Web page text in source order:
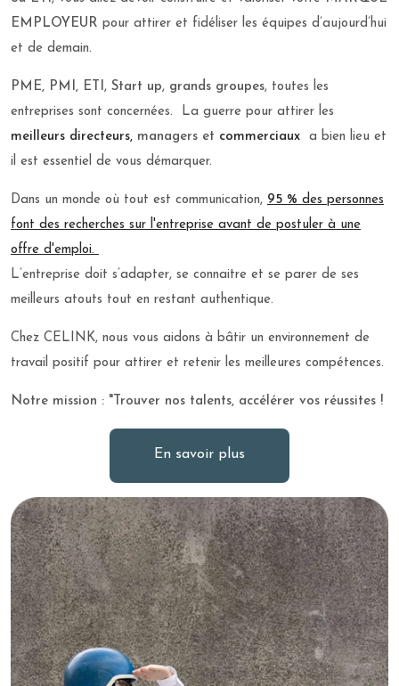
EMPLOYEUR pour attirer et fidéliser les équipes d’aujourd’hui
et de demain.
PME, PMI, ETI, Start up, grands groupes, toutes les
entreprises sont concernées. La guerre pour attirer les
meilleurs directeurs, managers et commerciaux a bien lieu et
il est essentiel de vous démarquer.
Dans un monde où tout est communication, 95 % des personnes
font des recherches sur l'entreprise avant de postuler à une
offre d'emploi.
L’entreprise doit s’adapter, se connaitre et se parer de ses
meilleurs atouts tout en restant authentique.
Chez CELINK, nous vous aidons à bâtir un environnement de
travail positif pour attirer et retenir les meilleures compétences.
Notre mission : "Trouver nos talents, accélérer vos réussites !
En savoir plus